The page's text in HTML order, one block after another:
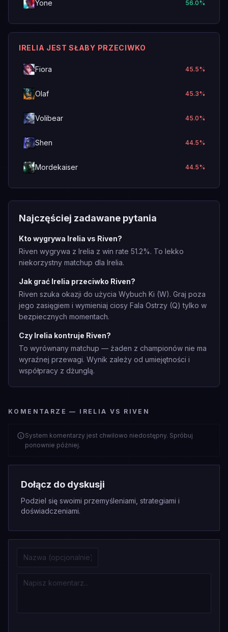
Yone 56.0%
IRELIA JEST SŁABY PRZECIWKO
Fiora 45.5%
Olaf 45.3%
Volibear 45.0%
Shen 44.5%
Mordekaiser 44.5%
Najczęściej zadawane pytania
Kto wygrywa Irelia vs Riven?
Riven wygrywa z Irelia z win rate 51.2%. To lekko
niekorzystny matchup dla Irelia.
Jak grać Irelia przeciwko Riven?
Riven szuka okazji do użycia Wybuch Ki (W). Graj poza
jego zasięgiem i wymieniaj ciosy Fala Ostrzy (Q) tylko w
bezpiecznych momentach.
Czy Irelia kontruje Riven?
To wyrównany matchup — żaden z championów nie ma
wyraźnej przewagi. Wynik zależy od umiejętności i
współpracy z dżunglą.
KOMENTARZE — IRELIA VS RIVEN
System komentarzy jest chwilowo niedostępny. Spróbuj
ponownie później.
Dołącz do dyskusji
Podziel się swoimi przemyśleniami, strategiami i
doświadczeniami.